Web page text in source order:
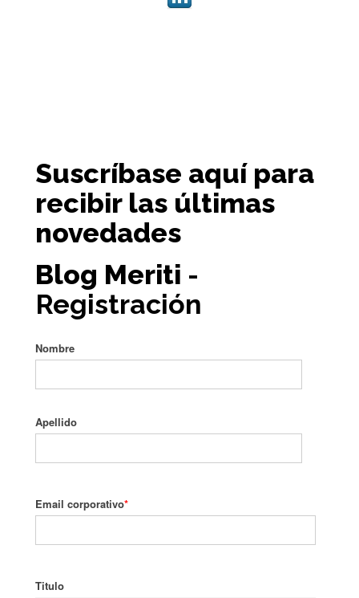
Suscríbase aquí para
recibir las últimas
novedades
Blog Meriti -
Registración
Nombre
Apellido
Email corporativo*
Titulo